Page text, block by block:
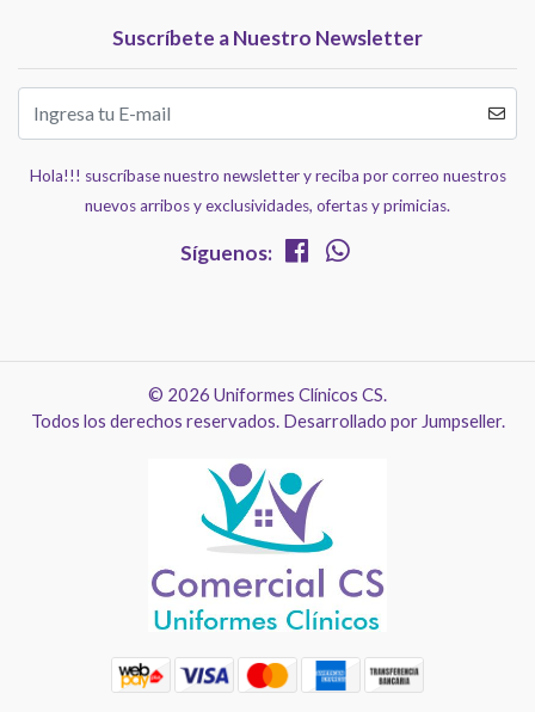
Suscríbete a Nuestro Newsletter
Hola!!! suscríbase nuestro newsletter y reciba por correo nuestros
nuevos arribos y exclusividades, ofertas y primicias.
Síguenos:
© 2026 Uniformes Clínicos CS.
Todos los derechos reservados. Desarrollado por Jumpseller.